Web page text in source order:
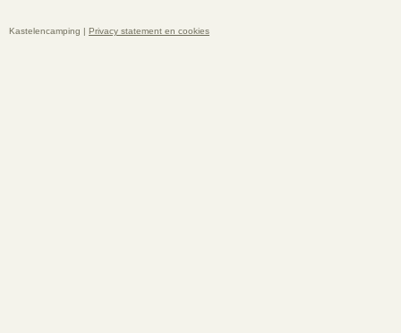
Kastelencamping | Privacy statement en cookies